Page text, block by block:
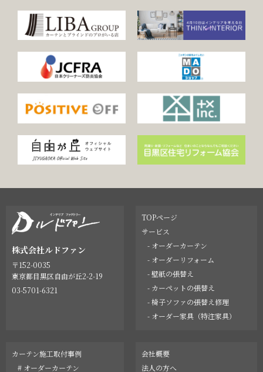
株式会社ルドファン
〒152-0035
東京都目黒区自由が丘2-2-19
03-5701-6321
TOPページ
サービス
- オーダーカーテン
- オーダーリフォーム
- 壁紙の張替え
- カーペットの張替え
- 椅子ソファの張替え修理
- オーダー家具（特注家具）
カーテン施工取付事例
# オーダーカーテン
会社概要
法人の方へ